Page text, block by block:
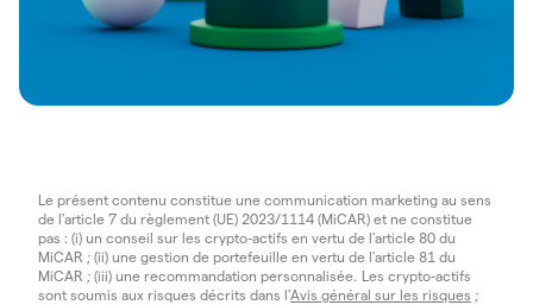
Le présent contenu constitue une communication marketing au sens
de l'article 7 du règlement (UE) 2023/1114 (MiCAR) et ne constitue
pas : (i) un conseil sur les crypto-actifs en vertu de l'article 80 du
MiCAR ; (ii) une gestion de portefeuille en vertu de l'article 81 du
MiCAR ; (iii) une recommandation personnalisée. Les crypto-actifs
sont soumis aux risques décrits dans l'Avis général sur les risques ;